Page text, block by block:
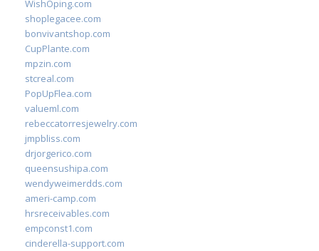
WishOping.com
shoplegacee.com
bonvivantshop.com
CupPlante.com
mpzin.com
stcreal.com
PopUpFlea.com
valueml.com
rebeccatorresjewelry.com
jmpbliss.com
drjorgerico.com
queensushipa.com
wendyweimerdds.com
ameri-camp.com
hrsreceivables.com
empconst1.com
cinderella-support.com